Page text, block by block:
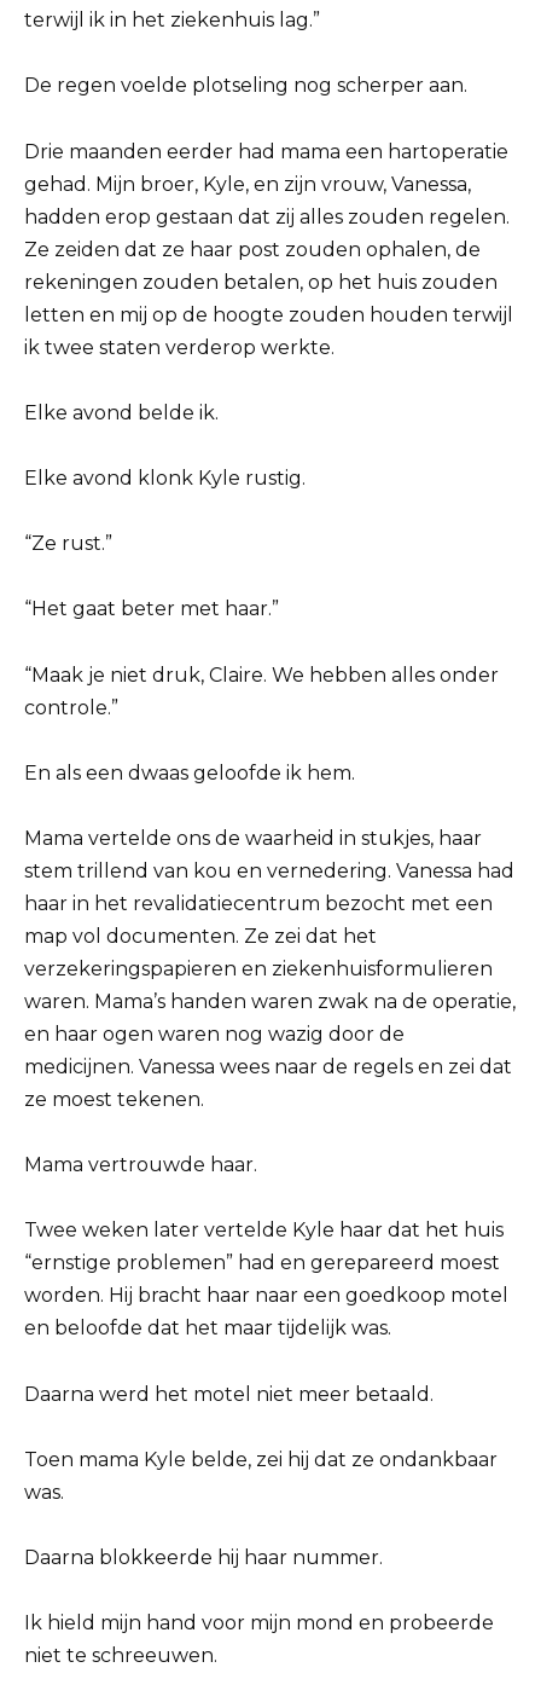
terwijl ik in het ziekenhuis lag.”
De regen voelde plotseling nog scherper aan.
Drie maanden eerder had mama een hartoperatie
gehad. Mijn broer, Kyle, en zijn vrouw, Vanessa,
hadden erop gestaan dat zij alles zouden regelen.
Ze zeiden dat ze haar post zouden ophalen, de
rekeningen zouden betalen, op het huis zouden
letten en mij op de hoogte zouden houden terwijl
ik twee staten verderop werkte.
Elke avond belde ik.
Elke avond klonk Kyle rustig.
“Ze rust.”
“Het gaat beter met haar.”
“Maak je niet druk, Claire. We hebben alles onder
controle.”
En als een dwaas geloofde ik hem.
Mama vertelde ons de waarheid in stukjes, haar
stem trillend van kou en vernedering. Vanessa had
haar in het revalidatiecentrum bezocht met een
map vol documenten. Ze zei dat het
verzekeringspapieren en ziekenhuisformulieren
waren. Mama’s handen waren zwak na de operatie,
en haar ogen waren nog wazig door de
medicijnen. Vanessa wees naar de regels en zei dat
ze moest tekenen.
Mama vertrouwde haar.
Twee weken later vertelde Kyle haar dat het huis
“ernstige problemen” had en gerepareerd moest
worden. Hij bracht haar naar een goedkoop motel
en beloofde dat het maar tijdelijk was.
Daarna werd het motel niet meer betaald.
Toen mama Kyle belde, zei hij dat ze ondankbaar
was.
Daarna blokkeerde hij haar nummer.
Ik hield mijn hand voor mijn mond en probeerde
niet te schreeuwen.